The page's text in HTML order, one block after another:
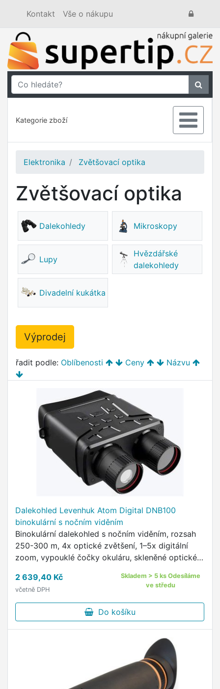
Kontakt Vše o nákupu
Kategorie zboží
Elektronika Zvětšovací optika
Zvětšovací optika
Dalekohledy Mikroskopy
Lupy
Hvězdářské
dalekohledy
Divadelní kukátka
Výprodej
řadit podle: Oblíbenosti Ceny Názvu
Dalekohled Levenhuk Atom Digital DNB100
binokulární s nočním viděním
Binokulární dalekohled s nočním viděním, rozsah
250-300 m, 4x optické zvětšení, 1–5x digitální
zoom, vypouklé čočky okuláru, skleněné optické
videí, lehké …
2 639,40 Kč
včetně DPH
Skladem > 5 ks Odesíláme
ve středu
Do košíku